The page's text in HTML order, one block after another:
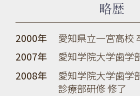
略歴
2000年
愛知県立一宮高校
2007年
愛知学院大学歯学
2008年
愛知学院大学歯学
診療部研修 修了